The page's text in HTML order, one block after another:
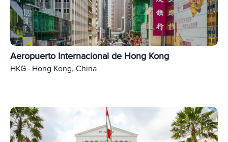
Aeropuerto Internacional de Hong Kong
HKG · Hong Kong, China